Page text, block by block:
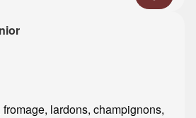
lardons, champignons,